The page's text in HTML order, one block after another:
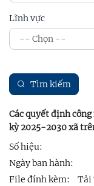
Lĩnh vực
Tìm kiếm
Các quyết định
kỳ 2025-2030 xã
Số hiệu:
Ngày ban hành:
File đính kèm:
Tải